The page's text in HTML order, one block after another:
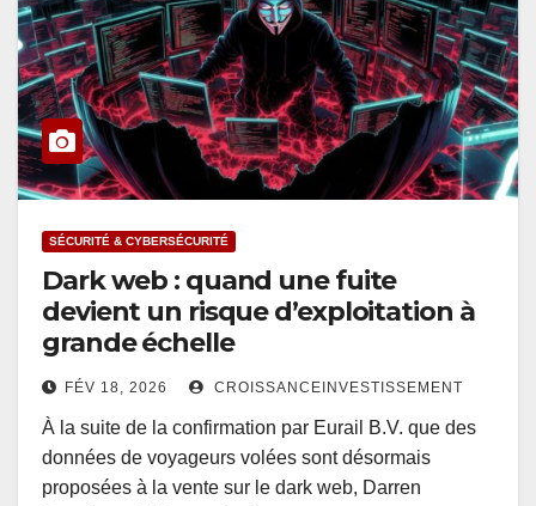
SÉCURITÉ & CYBERSÉCURITÉ
Dark web : quand une fuite
devient un risque d’exploitation à
grande échelle
FÉV 18, 2026 CROISSANCEINVESTISSEMENT
À la suite de la confirmation par Eurail B.V. que des
données de voyageurs volées sont désormais
proposées à la vente sur le dark web, Darren